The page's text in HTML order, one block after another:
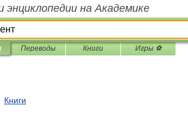
энциклопедии на Академике
Переводы Книги Игры ⚽
Книги